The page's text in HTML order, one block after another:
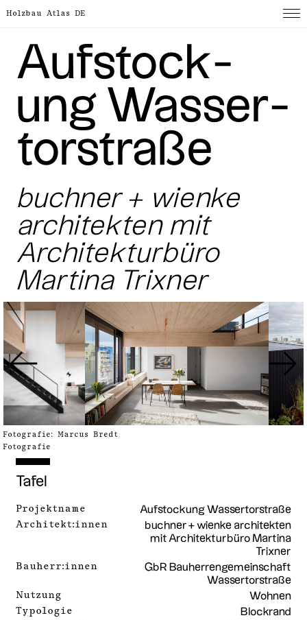
Holzbau Atlas DE
Auf­stock­
ung Wasser­
tor­straße
buchner + wienke
architekten mit
Architekturbüro
Martina Trixner
Fotografie: Marcus Bredt
Fotografie
Tafel
Projektname
Aufstockung Wassertorstraße
Architekt:innen
buchner + wienke architekten
mit Architekturbüro Martina
Trixner
Bauherr:innen
GbR Bauherrengemeinschaft
Wassertorstraße
Nutzung
Wohnen
Typologie
Blockrand